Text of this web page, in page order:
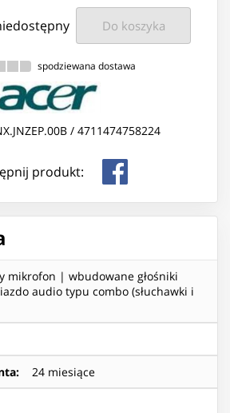
Do koszyka
spodziewana dostawa
/ 4711474758224
produkt:
mikrofon | wbudowane głośniki
audio typu combo (słuchawki i
: 24 miesiące